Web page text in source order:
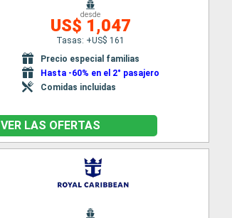
desde
US$ 1,047
Tasas: +US$ 161
Precio especial familias
Hasta -60% en el 2° pasajero
Comidas incluidas
VER LAS OFERTAS